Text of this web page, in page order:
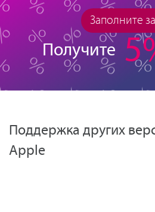
Заполните
Получите
Поддержка других
Apple